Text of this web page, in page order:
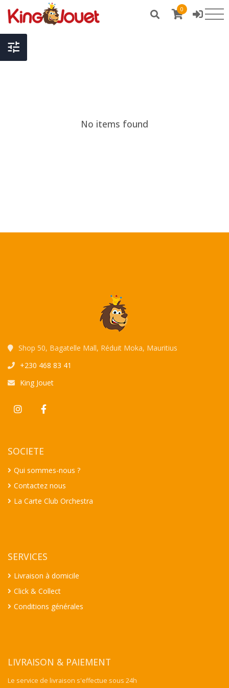
0
No items found
Shop 50, Bagatelle Mall, Réduit Moka, Mauritius
+230 468 83 41
King Jouet
SOCIETE
Qui sommes-nous ?
Contactez nous
La Carte Club Orchestra
SERVICES
Livraison à domicile
Click & Collect
Conditions générales
LIVRAISON & PAIEMENT
Le service de livraison s'effectue sous 24h